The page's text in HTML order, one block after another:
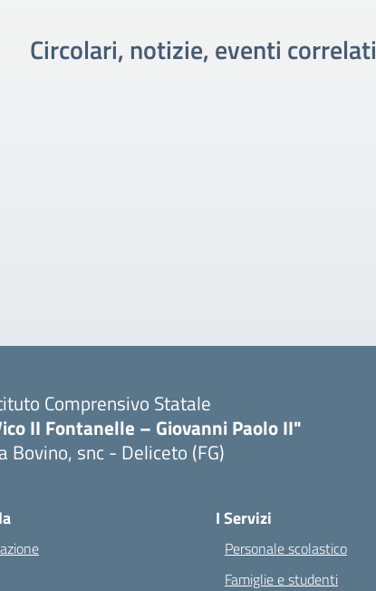
Circolari, notizie, eventi correlati
Comprensivo Statale
II Fontanelle – Giovanni Paolo II"
Bovino, snc - Deliceto (FG)
I Servizi
Personale scolastico
Famiglie e studenti